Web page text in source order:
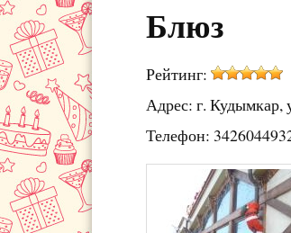
Блюз
Рейтинг:
Адрес: г. Кудымкар,
Телефон: